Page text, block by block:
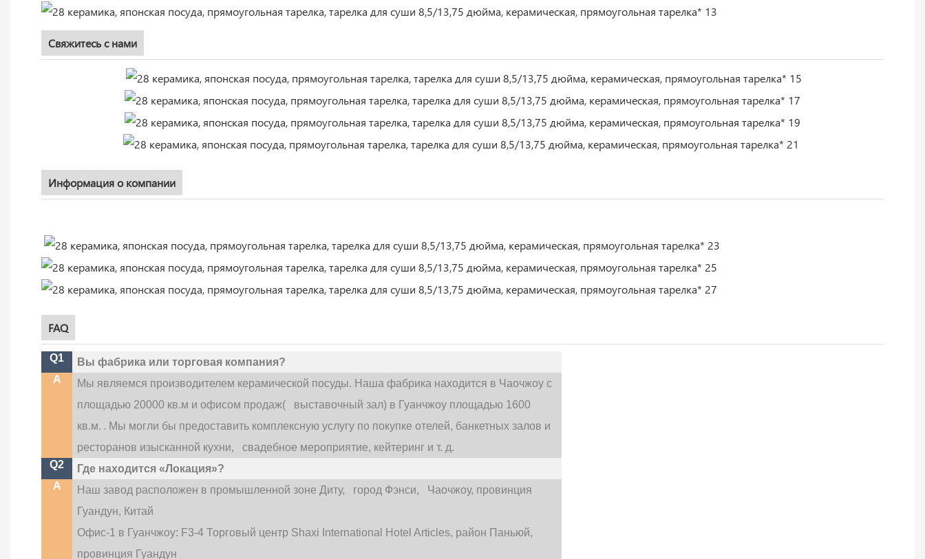
Свяжитесь с нами
Информация о компании
FAQ
Q1
Вы фабрика или торговая компания?
A
Мы являемся производителем керамической посуды. Наша фабрика находится в Чаочжоу с
площадью 20000 кв.м и офисом продаж(
выставочный зал) в Гуанчжоу площадью 1600
кв.м. . Мы могли бы предоставить комплексную услугу по покупке отелей, банкетных залов и
ресторанов изысканной кухни,
свадебное мероприятие, кейтеринг и т. д.
Q2
Где находится «Локация»?
A
Наш завод расположен в промышленной зоне Диту, город Фэнси,
Чаочжоу, провинция
Гуандун, Китай
Офис-1 в Гуанчжоу: F3-4 Торговый центр Shaxi International Hotel Articles, район Паньюй,
провинция Гуандун